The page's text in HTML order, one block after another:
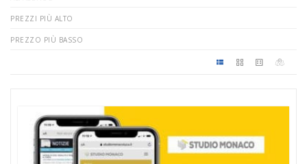
PREZZI PIÙ ALTO
PREZZO PIÙ BASSO